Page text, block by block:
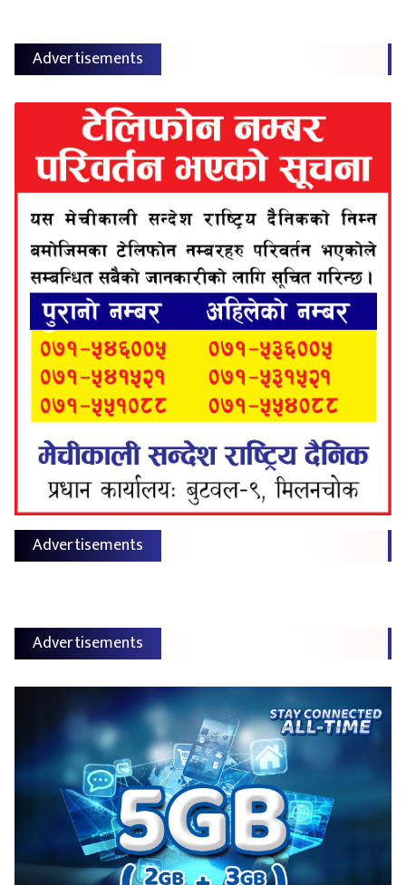
Advertisements
Advertisements
Advertisements